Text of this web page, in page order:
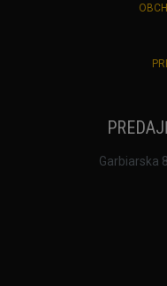
Garbiarska